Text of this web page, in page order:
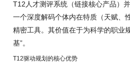
T12人才测评系统（链接核心产品）
一个深度解码个体内在特质（天赋、
精密工具。其价值在于为科学的职业
基”。
T12驱动规划的核心优势